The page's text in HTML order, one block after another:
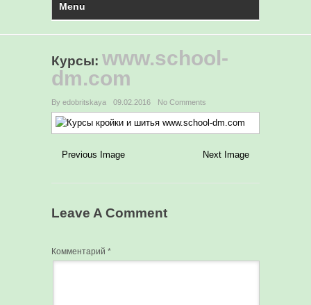
Menu
Курсы: www.school-
dm.com
By edobritskaya 09.02.2016 No Comments
Previous Image Next Image
Leave A Comment
Комментарий *